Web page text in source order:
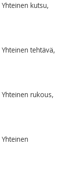
Yhteinen kutsu,
Yhteinen tehtävä,
Yhteinen rukous,
Yhteinen